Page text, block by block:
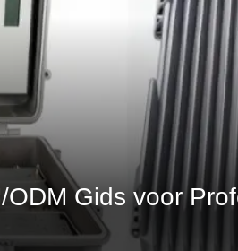
Gids voor